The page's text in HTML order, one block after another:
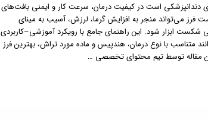
دندانپزشکی است در کیفیت درمان، سرعت کار و ایمنی بافت‌های
فرز می‌تواند منجر به افزایش گرما، لرزش، آسیب به مینای
ابزار شود. این راهنمای جامع با رویکرد آموزشی–کاربردی
متناسب با نوع درمان، هندپیس و ماده مورد تراش، بهترین فرز
مقاله توسط تیم محتوای تخصصی …